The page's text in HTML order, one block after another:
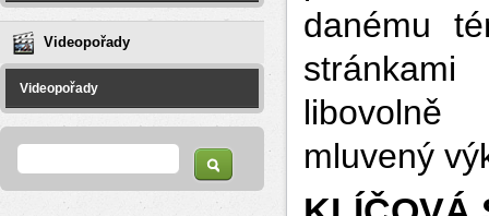
Videopořady
Videopořady
danému
libovolně
mluvený